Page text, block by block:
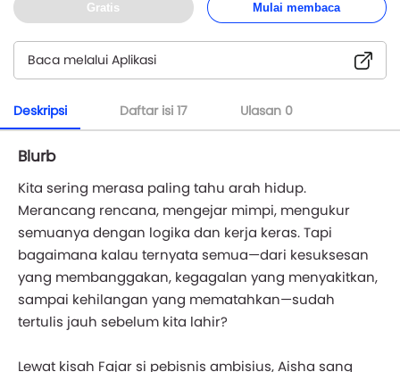
Gratis Mulai membaca
Baca melalui Aplikasi
Deskripsi Daftar isi 17 Ulasan 0
Blurb
Kita sering merasa paling tahu arah hidup.
Merancang rencana, mengejar mimpi, mengukur
semuanya dengan logika dan kerja keras. Tapi
bagaimana kalau ternyata semua—dari kesuksesan
yang membanggakan, kegagalan yang menyakitkan,
sampai kehilangan yang mematahkan—sudah
tertulis jauh sebelum kita lahir?
Lewat kisah Fajar si pebisnis ambisius, Aisha sang